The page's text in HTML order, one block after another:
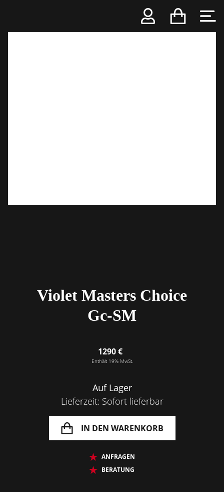
Violet Masters Choice
Gc-SM
1290 €
Enthält 19% MwSt.
Auf Lager
Lieferzeit: Sofort lieferbar
IN DEN WARENKORB
ANFRAGEN
BERATUNG